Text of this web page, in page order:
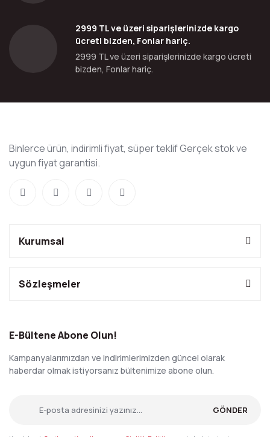
2999 TL ve üzeri siparişlerinizde kargo
ücreti bizden, Fonlar hariç.
2999 TL ve üzeri siparişlerinizde kargo ücreti
bizden, Fonlar hariç.
Binlerce ürün, indirimli fiyat, süper teklif Gerçek stok ve
uygun fiyat garantisi.
Kurumsal
Sözleşmeler
E-Bültene Abone Olun!
Kampanyalarımızdan ve indirimlerimizden güncel olarak
haberdar olmak istiyorsanız bültenimize abone olun.
GÖNDER